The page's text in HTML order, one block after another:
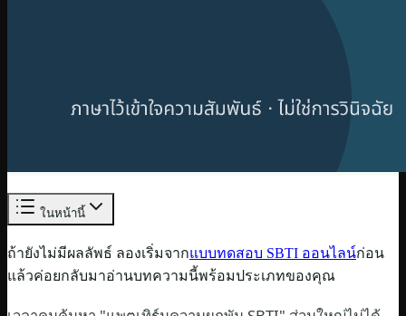
ในหน้านี้
ถ้ายังไม่มีผลลัพธ์ ลองเริ่มจากแบบทดสอบ SBTI ออนไลน์ก่อน
แล้วค่อยกลับมาอ่านบทความนี้พร้อมประเภทของคุณ